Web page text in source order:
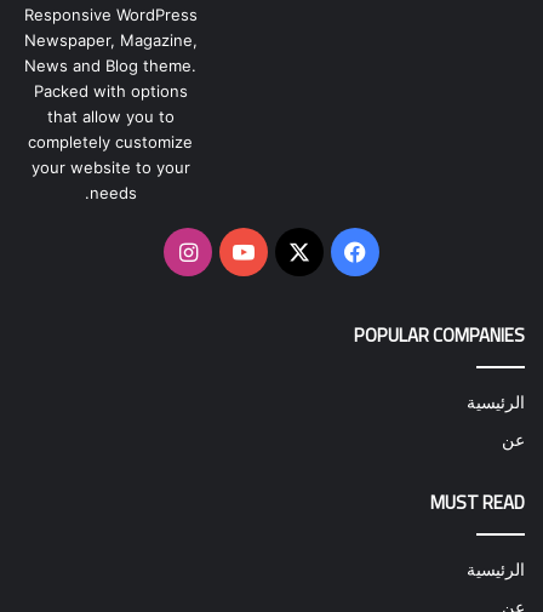
Responsive WordPress
Newspaper, Magazine,
News and Blog theme.
Packed with options
that allow you to
completely customize
your website to your
needs.
فيسبوك
‫X
‫YouTubeانستقرام
POPULAR COMPANIES
الرئيسية
عن
MUST READ
الرئيسية
عن